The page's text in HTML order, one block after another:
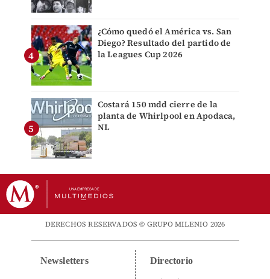
¿Cómo quedó el América vs. San
Diego? Resultado del partido de
la Leagues Cup 2026
Costará 150 mdd cierre de la
planta de Whirlpool en Apodaca,
NL
DERECHOS RESERVADOS © GRUPO MILENIO 2026
Newsletters Directorio